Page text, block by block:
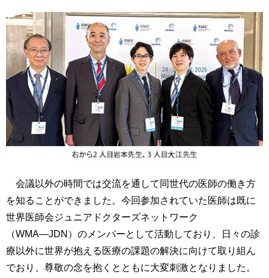
会議以外の時間では交流を通して同世代の医師の働き方
を知ることができました。今回参加されていた医師は既に
世界医師会ジュニアドクターズネットワーク
（WMA―JDN）のメンバーとして活動しており、日々の診
療以外に世界が抱える医療の課題の解決に向けて取り組ん
でおり、尊敬の念を抱くとともに大変刺激となりました。